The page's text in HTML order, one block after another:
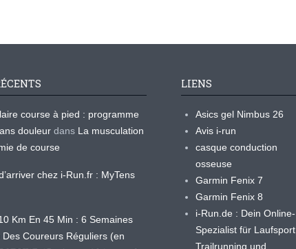
course à pied : programme
douleur dans La musculation
de course
chez i-Run.fr : MyTens
Km En 45 Min : 6 Semaines
Coureurs Réguliers (en
LIENS
Asics gel Nimbus 26
Avis i-run
casque conduction
osseuse
Garmin Fenix 7
Garmin Fenix 8
i-Run.de : Dein Online-
Spezialist für Laufsport,
Trailrunning und